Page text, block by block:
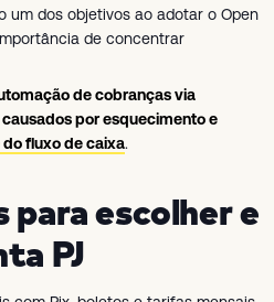
um dos objetivos ao adotar o Open
de concentrar
de cobranças via
por esquecimento e
fluxo de caixa.
para escolher e
PJ